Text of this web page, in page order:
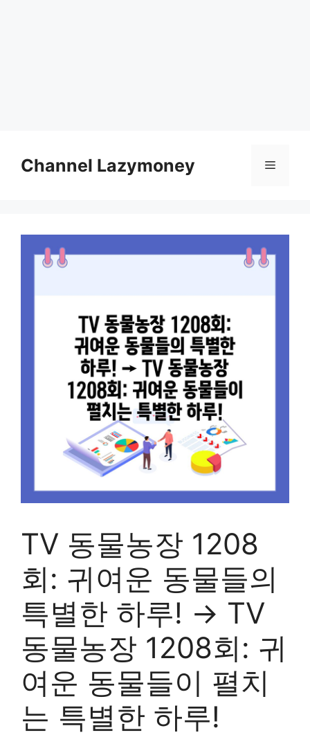
contentChannel Lazymoney Menu
TV 동물농장 1208
회: 귀여운 동물들의
특별한 하루! → TV
동물농장 1208회: 귀
여운 동물들이 펼치
는 특별한 하루!